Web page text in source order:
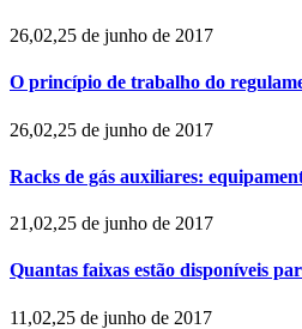
26,02,25 de junho de 2017
O princípio de trabalho do
26,02,25 de junho de 2017
Racks de gás auxiliares:
21,02,25 de junho de 2017
Quantas faixas estão disponíveis
11,02,25 de junho de 2017